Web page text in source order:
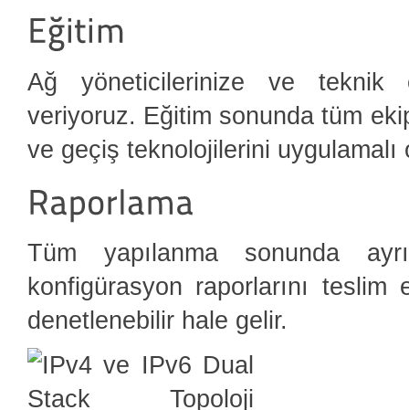
Ağ yöneticilerinize ve teknik
veriyoruz. Eğitim sonunda tüm
ve geçiş teknolojilerini uygulamalı
Tüm yapılanma sonunda
konfigürasyon raporlarını
denetlenebilir hale gelir.